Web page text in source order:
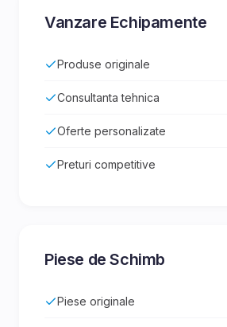
Vanzare Echipamente
Produse originale
Consultanta tehnica
Oferte personalizate
Preturi competitive
Piese de Schimb
Piese originale